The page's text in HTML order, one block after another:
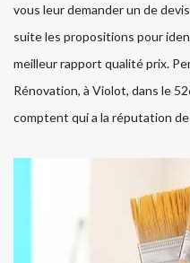
vous leur demander un de
suite les propositions pour
meilleur rapport qualité prix.
Rénovation, à Violot, dans le
comptent qui a la réputation